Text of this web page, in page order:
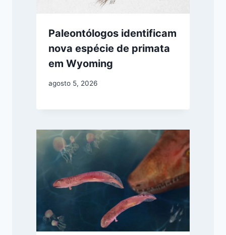
Paleontólogos identificam
nova espécie de primata
em Wyoming
agosto 5, 2026